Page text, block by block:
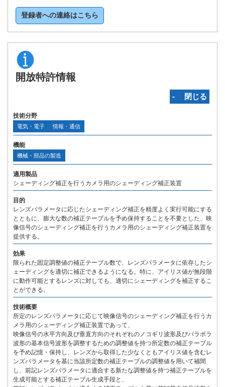
登録者への連絡はこちら
開放特許情報
‐ 閉じる
技術分野
電気・電子 情報・通信
機能
機械・部品の製造
適用製品
シェーディング補正を行うカメラ用のシェーディング補正装置
目的
レンズパラメータに応じたシェーディング補正を精度よく実行可能にする
とともに、膨大な数の補正テーブルを予め保持することを不要とした、映
像信号のシェーディング補正を行うカメラ用のシェーディング補正装置を
提供する。
効果
限られた固定調整値の補正テーブル数で、レンズパラメータに依存したシ
ェーディングを適切に補正できるようになる。特に、アイリス値が無段階
に動作可能とするレンズに対しても、適切にシェーディングを補正するこ
とができる。
技術概要
所定のレンズパラメータに応じて映像信号のシェーディング補正を行うカ
メラ用のシェーディング補正装置であって、
映像信号の水平方向及び垂直方向のそれぞれのノコギリ波形及びパラボラ
波形の基本信号波形を調整するための調整値を持つ所定数の補正テーブル
を予め記憶・保持し、レンズから取得した少なくともアイリス値を含むレ
ンズパラメータを基に当該所定数の補正テーブルの調整値を用いて補間
し、前記レンズパラメータに適合する新たな調整値を持つ補正テーブルを
生成可能とする補正テーブル生成手段と、